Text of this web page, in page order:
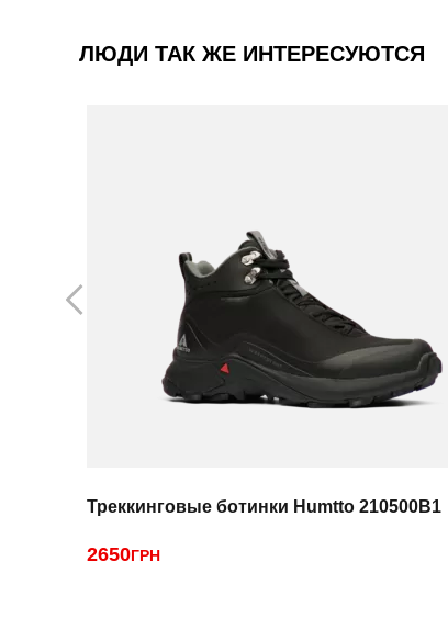
ЛЮДИ ТАК ЖЕ ИНТЕРЕСУЮТСЯ
Треккинговые ботинки Humtto 210500B1
2650ГРН